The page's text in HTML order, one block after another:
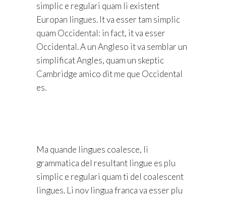
simplic e regulari quam li existent
Europan lingues. It va esser tam simplic
quam Occidental: in fact, it va esser
Occidental. A un Angleso it va semblar un
simplificat Angles, quam un skeptic
Cambridge amico dit me que Occidental
es.
Ma quande lingues coalesce, li
grammatica del resultant lingue es plu
simplic e regulari quam ti del coalescent
lingues. Li nov lingua franca va esser plu